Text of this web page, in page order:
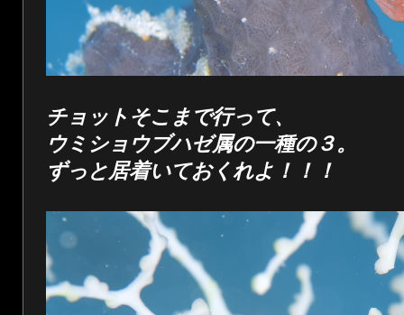
チョットそこまで行って、
ウミショウブハゼ属の一種の３。
ずっと居着いておくれよ！！！